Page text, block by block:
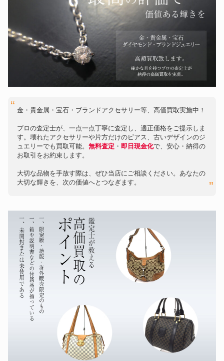
金・貴金属・宝石・ブランドアクセサリー等、高価買取実施中！
プロの査定士が、一点一点丁寧に査定し、適正価格をご提示しま
す。壊れたアクセサリーや片方だけのピアス、古いデザインのジ
ュエリーでも買取可能。 無料査定 ・ 即日現金化で、安心・納得の
お取引をお約束します。
大切な品物を手放す際は、ぜひ当店にご相談ください。あなたの
大切な輝きを、次の価値へとつなぎます。